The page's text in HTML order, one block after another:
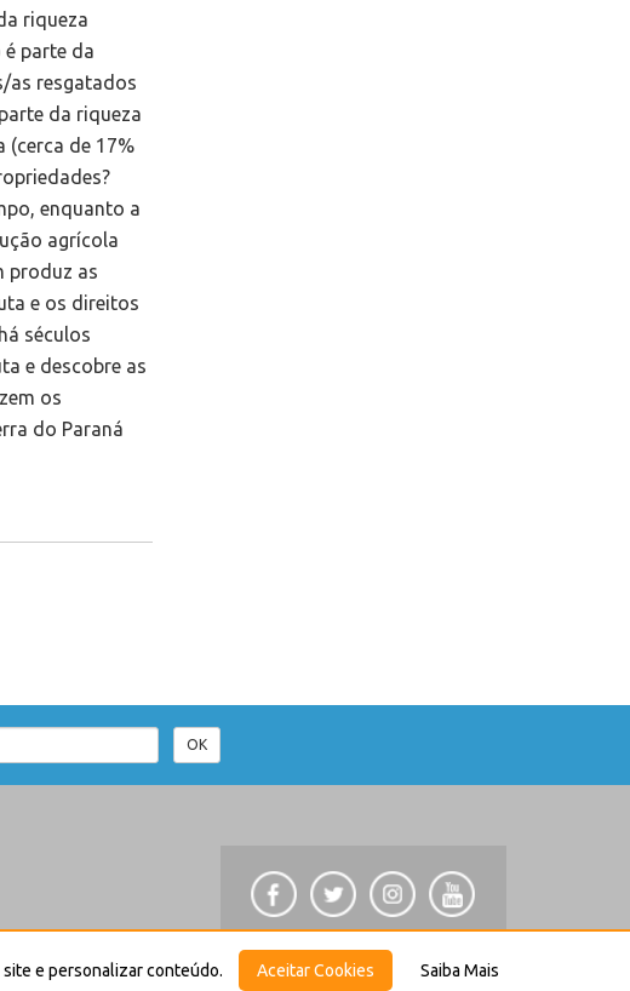
riqueza
parte da
as resgatados
da riqueza
(cerca de 17%
enquanto a
agrícola
produz as
e os direitos
séculos
e descobre as
os
do Paraná
OK
Internacional
e personalizar conteúdo. Aceitar Cookies Saiba Mais